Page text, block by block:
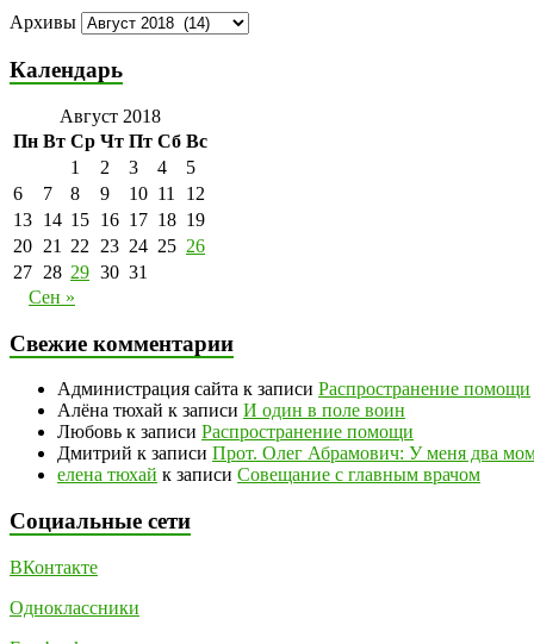
Архивы
Календарь
Август 2018
Пн Вт Ср Чт Пт Сб Вс
1
2 3 4
5
6
7 8 9 10 11
12
13 14 15 16 17 18 19
20 21 22 23 24 25 26
27 28 29 30 31
Сен »
Свежие комментарии
Администрация сайта к записи Распространение помощи
Алёна тюхай к записи И один в поле воин
Любовь к записи Распространение помощи
Дмитрий к записи Прот. Олег Абрамович: У меня два
елена тюхай к записи Совещание с главным врачом
Социальные сети
ВКонтакте
Одноклассники